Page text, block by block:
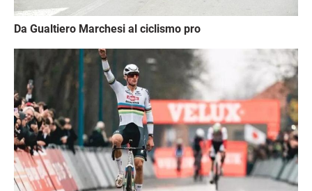
Da Gualtiero Marchesi al ciclismo pro